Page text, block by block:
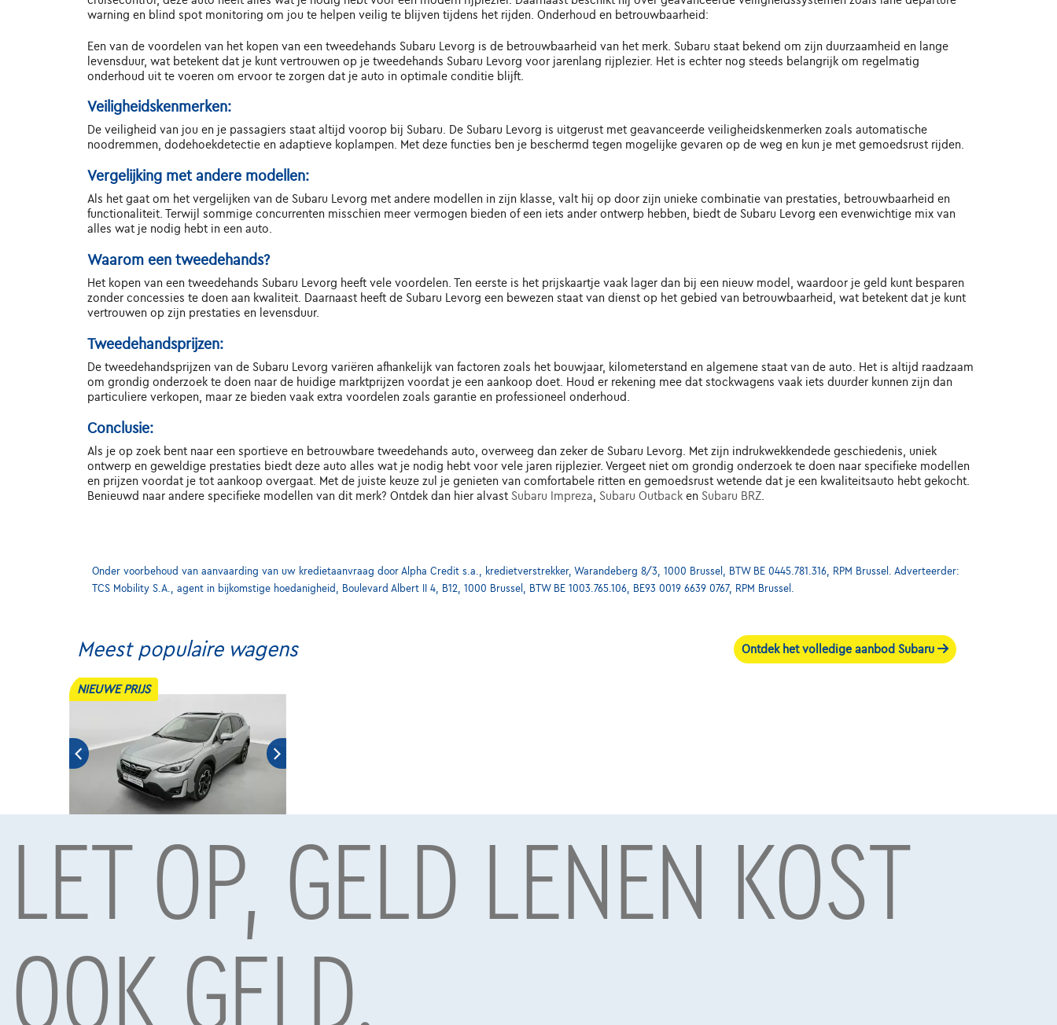
warning en blind spot monitoring om jou te helpen veilig te blijven tijdens het rijden. Onderhoud en betrouwbaarheid:
Een van de voordelen van het kopen van een tweedehands Subaru Levorg is de betrouwbaarheid van het merk. Subaru staat bekend om zijn duurzaamheid en lange
levensduur, wat betekent dat je kunt vertrouwen op je tweedehands Subaru Levorg voor jarenlang rijplezier. Het is echter nog steeds belangrijk om regelmatig
onderhoud uit te voeren om ervoor te zorgen dat je auto in optimale conditie blijft.
Veiligheidskenmerken:
De veiligheid van jou en je passagiers staat altijd voorop bij Subaru. De Subaru Levorg is uitgerust met geavanceerde veiligheidskenmerken zoals automatische
noodremmen, dodehoekdetectie en adaptieve koplampen. Met deze functies ben je beschermd tegen mogelijke gevaren op de weg en kun je met gemoedsrust rijden.
Vergelijking met andere modellen:
Als het gaat om het vergelijken van de Subaru Levorg met andere modellen in zijn klasse, valt hij op door zijn unieke combinatie van prestaties, betrouwbaarheid en
functionaliteit. Terwijl sommige concurrenten misschien meer vermogen bieden of een iets ander ontwerp hebben, biedt de Subaru Levorg een evenwichtige mix van
alles wat je nodig hebt in een auto.
Waarom een tweedehands?
Het kopen van een tweedehands Subaru Levorg heeft vele voordelen. Ten eerste is het prijskaartje vaak lager dan bij een nieuw model, waardoor je geld kunt besparen
zonder concessies te doen aan kwaliteit. Daarnaast heeft de Subaru Levorg een bewezen staat van dienst op het gebied van betrouwbaarheid, wat betekent dat je kunt
vertrouwen op zijn prestaties en levensduur.
Tweedehandsprijzen:
De tweedehandsprijzen van de Subaru Levorg variëren afhankelijk van factoren zoals het bouwjaar, kilometerstand en algemene staat van de auto. Het is altijd raadzaam
om grondig onderzoek te doen naar de huidige marktprijzen voordat je een aankoop doet. Houd er rekening mee dat stockwagens vaak iets duurder kunnen zijn dan
particuliere verkopen, maar ze bieden vaak extra voordelen zoals garantie en professioneel onderhoud.
Conclusie:
Als je op zoek bent naar een sportieve en betrouwbare tweedehands auto, overweeg dan zeker de Subaru Levorg. Met zijn indrukwekkendede geschiedenis, uniek
ontwerp en geweldige prestaties biedt deze auto alles wat je nodig hebt voor vele jaren rijplezier. Vergeet niet om grondig onderzoek te doen naar specifieke modellen
en prijzen voordat je tot aankoop overgaat. Met de juiste keuze zul je genieten van comfortabele ritten en gemoedsrust wetende dat je een kwaliteitsauto hebt gekocht.
Benieuwd naar andere specifieke modellen van dit merk? Ontdek dan hier alvast Subaru Impreza Subaru Outbacken Subaru BRZ.
Onder voorbehoud van aanvaarding van uw kredietaanvraag door Alpha Credit s.a., kredietverstrekker, Warandeberg 8/3, 1000 Brussel, BTW BE 0445.781.316, RPM Brussel. Adverteerder:
TCS Mobility S.A., agent in bijkomstige hoedanigheid, Boulevard Albert II 4, B12, 1000 Brussel, BTW BE 1003.765.106, BE93 0019 6639 0767, RPM Brussel.
Meest populaire wagens Ontdek het volledige aanbod Subaru
NIEUWE PRIJS
Subaru XV
46.013 km 03/2024
Vanaf €385,02 /maandmet een laatste
LET OP, GELD LENEN KOST